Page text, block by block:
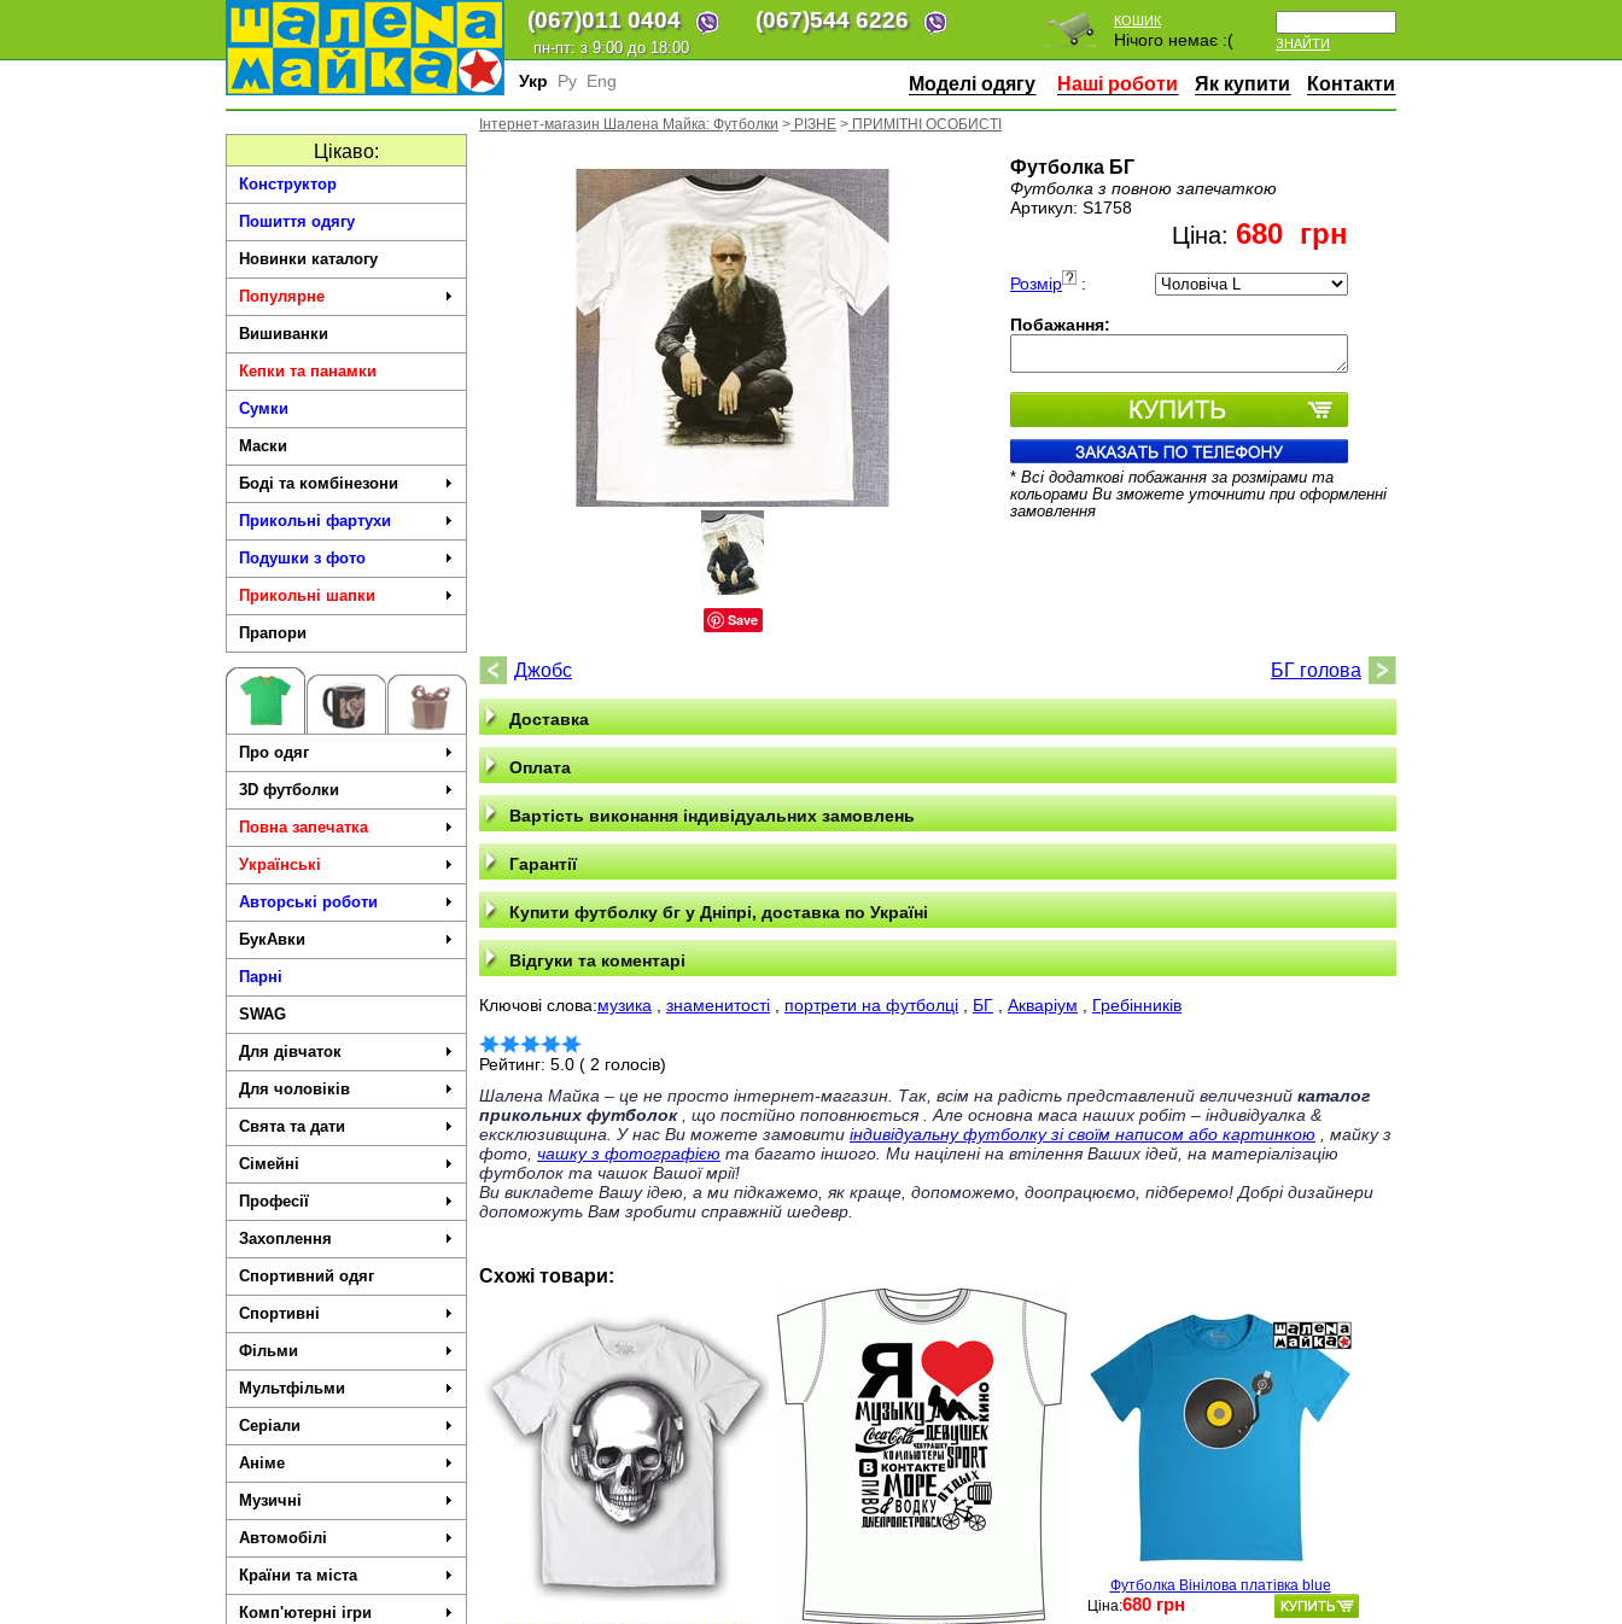
(067)011 0404 (067)544 6226
пн-пт: з 9:00 до 18:00 ЗНАЙТИ
КОШИК
Нічого немає :(
Укр Ру Eng Моделі одягу Наші роботи Як купити Контакти
Цікаво:
Конструктор
Пошиття одягу
Новинки каталогу
Популярне
Вишиванки
Кепки та панамки
Сумки
Маски
Боді та комбінезони
Прикольні фартухи
Подушки з фото
Прикольні шапки
Прапори
Про одяг
3D футболки
Повна запечатка
Українські
Авторські роботи
БукАвки
Парні
SWAG
Для дівчаток
Для чоловіків
Свята та дати
Сімейні
Професії
Захоплення
Спортивний одяг
Спортивні
Фільми
Мультфільми
Серіали
Аніме
Музичні
Автомобілі
Країни та міста
Комп'ютерні ігри
Інтернет-магазин Шалена Майка: Футболки > РІЗНЕ > ПРИМІТНІ ОСОБИСТІ
Save
Футболка БГ
Футболка з повною запечаткою
Артикул: S1758
Ціна: 680 грн
Розмір :
Побажання:
* Всі додаткові побажання за розмірами та
кольорами Ви зможете уточнити при оформленні
замовлення
Джобс БГ голова
Доставка
Оплата
Вартість виконання індивідуальних замовлень
Гарантії
Купити футболку бг у Дніпрі, доставка по Україні
Відгуки та коментарі
Ключові слова:музика знаменитості портрети на футболці БГ Акваріум Гребінників
Рейтинг: 5.0 ( 2 голосів)
Шалена Майка – це не просто інтернет-магазин. Так, всім на радість представлений величезний каталог
прикольних футболок, що постійно поповнюється
. Але основна маса наших робіт – індивідуалка &
ексклюзивщина. У нас Ви можете замовити індивідуальну футболку зі своїм написом або картинкою , майку з
фото, чашку з фотографією та багато іншого. Ми націлені на втілення Ваших ідей, на матеріалізацію
футболок та чашок Вашої мрії!
Ви викладете Вашу ідею, а ми підкажемо, як краще, допоможемо, доопрацюємо, підберемо! Добрі дизайнери
допоможуть Вам зробити справжній шедевр.
Схожі товари:
Футболка Вінілова платівка blue
Ціна:680 грн